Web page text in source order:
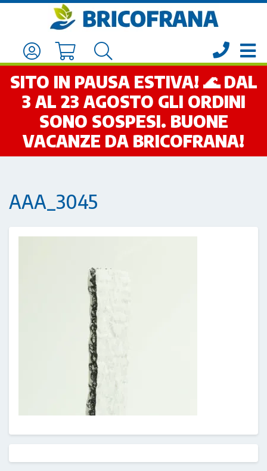
SITO IN PAUSA ESTIVA! 🌊 DAL
3 AL 23 AGOSTO GLI ORDINI
SONO SOSPESI. BUONE
VACANZE DA BRICOFRANA!
AAA_3045